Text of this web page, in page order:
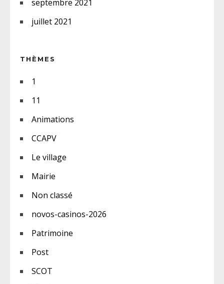
septembre 2021
juillet 2021
THÈMES
1
11
Animations
CCAPV
Le village
Mairie
Non classé
novos-casinos-2026
Patrimoine
Post
SCOT